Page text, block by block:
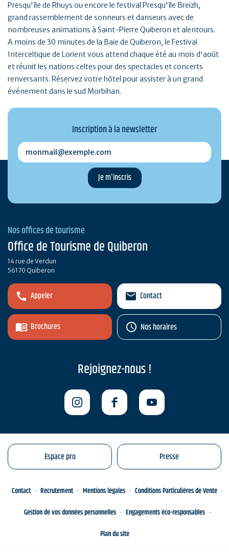
Presqu'île de Rhuys ou encore le festival Presqu'île Breizh,
grand rassemblement de sonneurs et danseurs avec de
nombreuses animations à Saint-Pierre Quiberon et alentours.
A moins de 30 minutes de la Baie de Quiberon, le Festival
Interceltique de Lorient vous attend chaque été au mois d'août
et réunit les nations celtes pour des spectacles et concerts
renversants. Réservez votre hôtel pour assister à un grand
événement dans le sud Morbihan.
Inscription à la newsletter
monmail@exemple.com
Nos offices de tourisme
Office de Tourisme de Quiberon
14 rue de Verdun
56170 Quiberon
Appeler
Brochures
Contact
Nos horaires
Rejoignez-nous !
Espace pro Presse
Contact Recrutement Mentions légales
Conditions Particulières de Vente
Gestion de vos données personnelles
Engagements éco-responsables
Plan du site